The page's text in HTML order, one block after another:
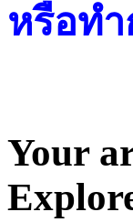
หรือท
Your